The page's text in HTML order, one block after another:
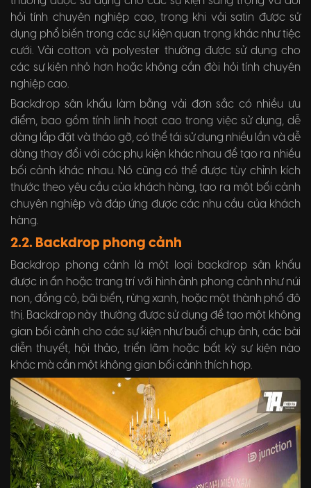
hỏi tính chuyên nghiệp cao, trong khi vải satin được sử
dụng phổ biến trong các sự kiện quan trọng khác như tiệc
cưới. Vải cotton và polyester thường được sử dụng cho
các sự kiện nhỏ hơn hoặc không cần đòi hỏi tính chuyên
nghiệp cao.
Backdrop sân khấu làm bằng vải đơn sắc có nhiều ưu
điểm, bao gồm tính linh hoạt cao trong việc sử dụng, dễ
dàng lắp đặt và tháo gỡ, có thể tái sử dụng nhiều lần và dễ
dàng thay đổi với các phụ kiện khác nhau để tạo ra nhiều
bối cảnh khác nhau. Nó cũng có thể được tùy chỉnh kích
thước theo yêu cầu của khách hàng, tạo ra một bối cảnh
chuyên nghiệp và đáp ứng được các nhu cầu của khách
hàng.
2.2. Backdrop phong cảnh
Backdrop phong cảnh là một loại backdrop sân khấu
được in ấn hoặc trang trí với hình ảnh phong cảnh như núi
non, đồng cỏ, bãi biển, rừng xanh, hoặc một thành phố đô
thị. Backdrop này thường được sử dụng để tạo một không
gian bối cảnh cho các sự kiện như buổi chụp ảnh, các bài
diễn thuyết, hội thảo, triển lãm hoặc bất kỳ sự kiện nào
khác mà cần một không gian bối cảnh thích hợp.